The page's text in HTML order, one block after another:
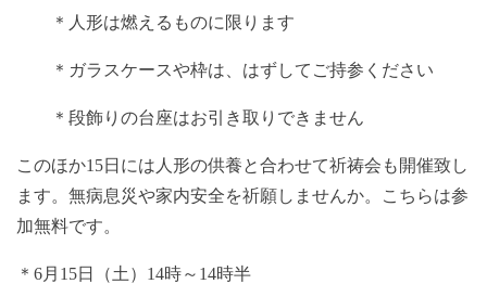
＊人形は燃えるものに限ります
＊ガラスケースや枠は、はずしてご持参ください
＊段飾りの台座はお引き取りできません
このほか15日には人形の供養と合わせて祈祷会も開催致し
ます。無病息災や家内安全を祈願しませんか。こちらは参
加無料です。
＊6月15日（土）14時～14時半